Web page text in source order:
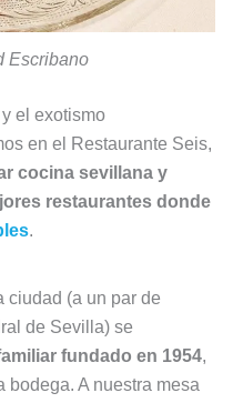
Escribano
el exotismo
en el Restaurante Seis,
cocina sevillana y
restaurantes donde
.
ciudad (a un par de
de Sevilla) se
fundado en 1954,
bodega. A nuestra mesa